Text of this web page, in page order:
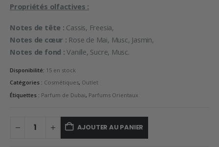
Propriétés olfactives :
Notes de tête : Cassis, Freesia,
Notes de cœur : Rose de Mai, Musc, Jasmin,
Notes de fond : Vanille, Sucre, Musc.
Disponibilité: 15 en stock
Catégories : Cosmétiques, Outlet
Étiquettes : Parfum de Dubai, Parfums Orientaux
AJOUTER AU PANIER